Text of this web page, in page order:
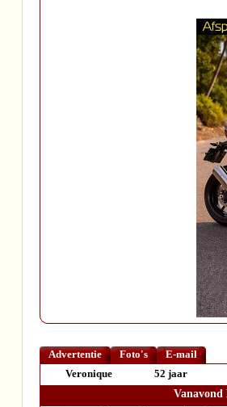
Advertentie Foto's
E-mail
Veronique
52 jaar